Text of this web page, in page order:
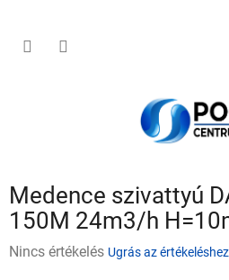
Medence szivattyú
150M 24m3/h
ANincs értékelés Ugrás az értékeléshez